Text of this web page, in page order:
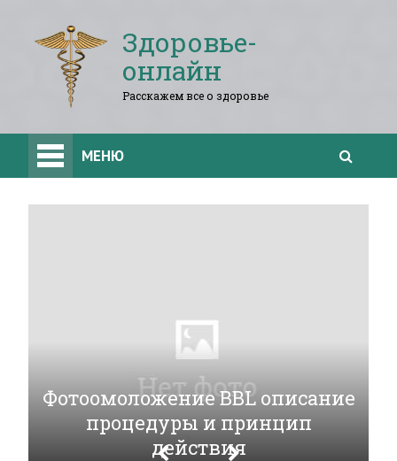
Здоровье-
онлайн
Расскажем все о здоровье
МЕНЮ
Фотоомоложение BBL описание
процедуры и принцип
действия